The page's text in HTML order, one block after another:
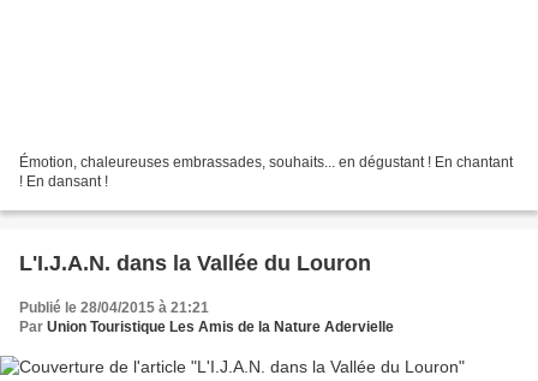
Émotion, chaleureuses embrassades, souhaits... en dégustant ! En chantant
! En dansant !
L'I.J.A.N. dans la Vallée du Louron
Publié le 28/04/2015 à 21:21
Par Union Touristique Les Amis de la Nature Adervielle